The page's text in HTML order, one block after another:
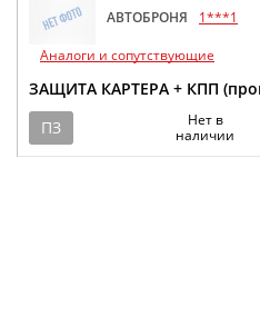
АВТОБРОНЯ
1***1
Аналоги и сопутствующие
ЗАЩИТА КАРТЕРА + КПП
ПЗ
Нет в
наличии